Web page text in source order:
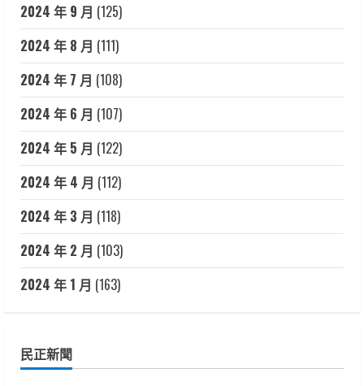
2024 年 9 月 (125)
2024 年 8 月 (111)
2024 年 7 月 (108)
2024 年 6 月 (107)
2024 年 5 月 (122)
2024 年 4 月 (112)
2024 年 3 月 (118)
2024 年 2 月 (103)
2024 年 1 月 (163)
民正新聞